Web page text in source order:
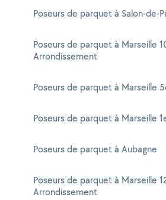
Poseurs de parquet à Salon-de-
Poseurs de parquet à Marseille
Arrondissement
Poseurs de parquet à Marseille
Poseurs de parquet à Marseille
Poseurs de parquet à Aubagne
Poseurs de parquet à Marseille
Arrondissement